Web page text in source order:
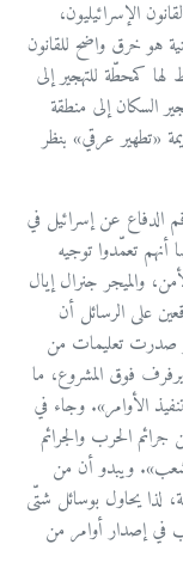
الإسرائيليون،
هو خرق واضح للقانون
كمحطّة للتهجير إلى
السكان إلى منطقة
«تطهير عرقي» بنظر
الدفاع عن إسرائيل في
أنهم تعمّدوا توجيه
والميجر جنرال إيال
على الرسائل أن
لو صدرت تعليمات من
فوق المشروع، ما
الأوامر». وجاء في
الحرب والجرائم
شعب». ويبدو أن من
لذا يحاول بوسائل شتّى
في إصدار أوامر من